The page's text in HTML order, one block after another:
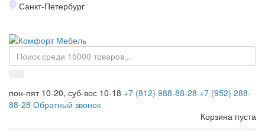
Санкт-Петербург
пон-пят 10-20, суб-вос 10-18 +7 (812) 988-88-28 +7 (952) 288-
88-28 Обратный звонок
Корзина пуста